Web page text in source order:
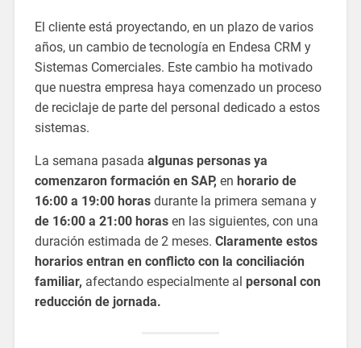
El cliente está proyectando, en un plazo de varios
años, un cambio de tecnología en Endesa CRM y
Sistemas Comerciales. Este cambio ha motivado
que nuestra empresa haya comenzado un proceso
de reciclaje de parte del personal dedicado a estos
sistemas.
La semana pasada algunas personas ya
comenzaron formación en SAP, en horario de
16:00 a 19:00 horasdurante la primera semana y
de 16:00 a 21:00 horasen las siguientes, con una
duración estimada de 2 meses. Claramente estos
horarios entran en conflicto con la conciliación
familiar, afectando especialmente al personal con
reducción de jornada.